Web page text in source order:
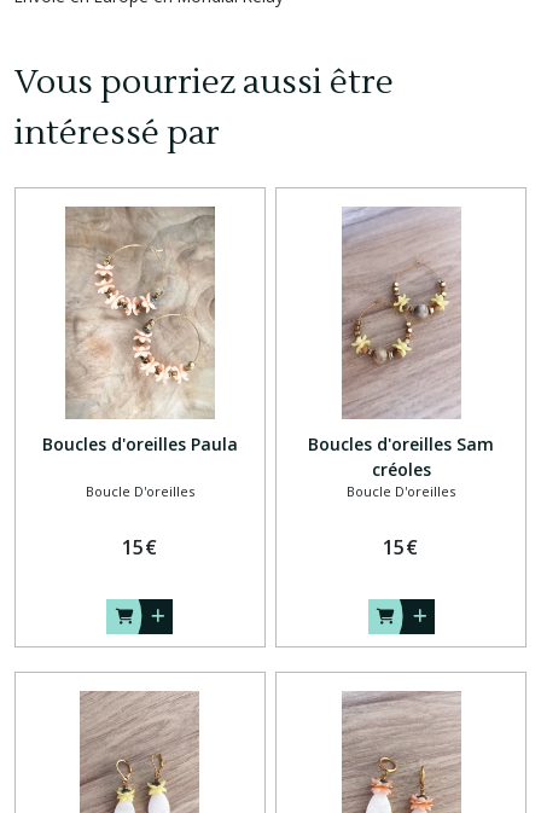
Vous pourriez aussi être
intéressé par
Boucles d'oreilles Paula
Boucle D'oreilles
15€
Boucles d'oreilles Sam
créoles
Boucle D'oreilles
15€